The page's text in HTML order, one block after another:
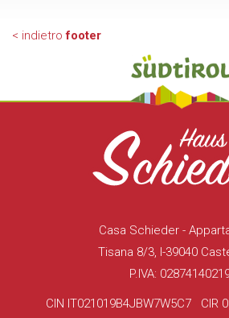
< indietrofooter
Casa Schieder -
Tisana 8/3, I-39040
P.IVA:
CIN IT021019B4JBW7W5C7 CIR